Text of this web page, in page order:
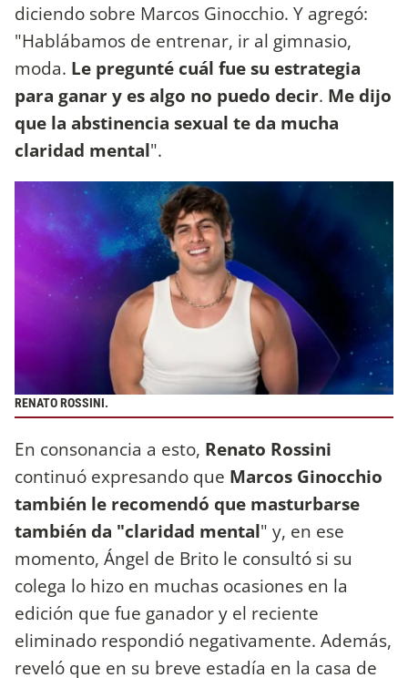
diciendo sobre Marcos Ginocchio. Y agregó:
"Hablábamos de entrenar, ir al gimnasio,
moda. Le pregunté cuál fue su estrategia
para ganar y es algo no puedo decir. Me dijo
que la abstinencia sexual te da mucha
claridad mental".
RENATO ROSSINI.
En consonancia a esto, Renato Rossini
continuó expresando que Marcos Ginocchio
también le recomendó que masturbarse
también da "claridad mental" y, en ese
momento, Ángel de Brito le consultó si su
colega lo hizo en muchas ocasiones en la
edición que fue ganador y el reciente
eliminado respondió negativamente. Además,
reveló que en su breve estadía en la casa de